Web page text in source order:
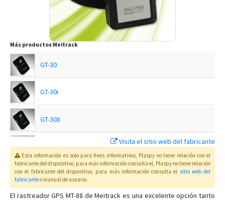
Más productos Meitrack
GT-30
GT-30i
GT-30X
GT-60
MD500S
Visita el sitio web del fabricante
Esta información es solo para fines informativos, Plaspy no tiene relación con el
fabricante del dispositivo, para más información consulta el, Plaspy no tiene relación
con el fabricante del dispositivo, para más información consulta el sitio web del
fabricanteo manual de usuario.
El rastreador GPS MT-88 de Meitrack es una excelente opción tanto